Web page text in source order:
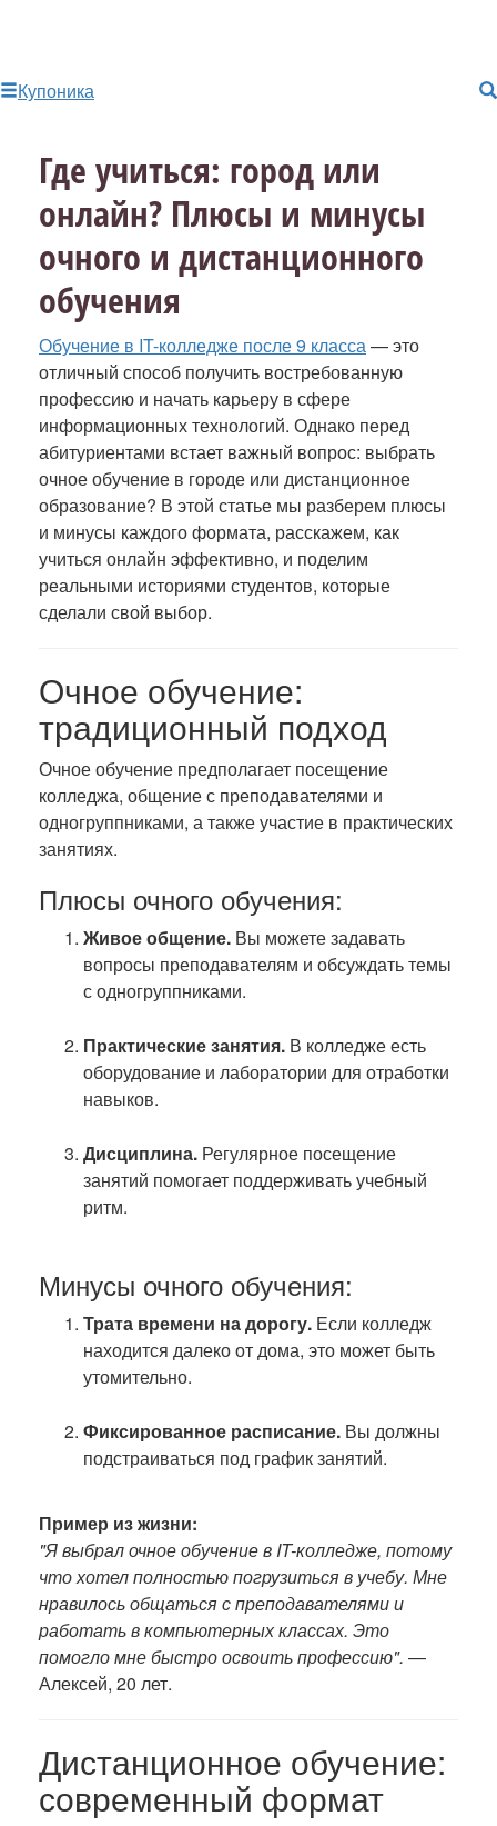
Купоника
Где учиться: город или
онлайн? Плюсы и минусы
очного и дистанционного
обучения
Обучение в IT-колледже после 9 класса— это
отличный способ получить востребованную
профессию и начать карьеру в сфере
информационных технологий. Однако перед
абитуриентами встает важный вопрос: выбрать
очное обучение в городе или дистанционное
образование? В этой статье мы разберем плюсы
и минусы каждого формата, расскажем, как
учиться онлайн эффективно, и поделим
реальными историями студентов, которые
сделали свой выбор.
Очное обучение:
традиционный подход
Очное обучение предполагает посещение
колледжа, общение с преподавателями и
одногруппниками, а также участие в практических
занятиях.
Плюсы очного обучения:
Живое общение. Вы можете задавать
вопросы преподавателям и обсуждать темы
с одногруппниками.
Практические занятия. В колледже есть
оборудование и лаборатории для отработки
навыков.
Дисциплина. Регулярное посещение
занятий помогает поддерживать учебный
ритм.
Минусы очного обучения:
Трата времени на дорогу. Если колледж
находится далеко от дома, это может быть
утомительно.
Фиксированное расписание. Вы должны
подстраиваться под график занятий.
Пример из жизни:
"Я выбрал очное обучение в IT-колледже, потому
что хотел полностью погрузиться в учебу. Мне
нравилось общаться с преподавателями и
работать в компьютерных классах. Это
помогло мне быстро освоить профессию". —
Алексей, 20 лет.
Дистанционное обучение:
современный формат